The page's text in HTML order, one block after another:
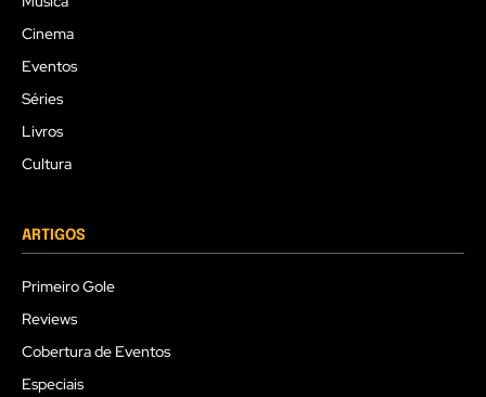
Cinema
Eventos
Séries
Livros
Cultura
ARTIGOS
Primeiro Gole
Reviews
Cobertura de Eventos
Especiais